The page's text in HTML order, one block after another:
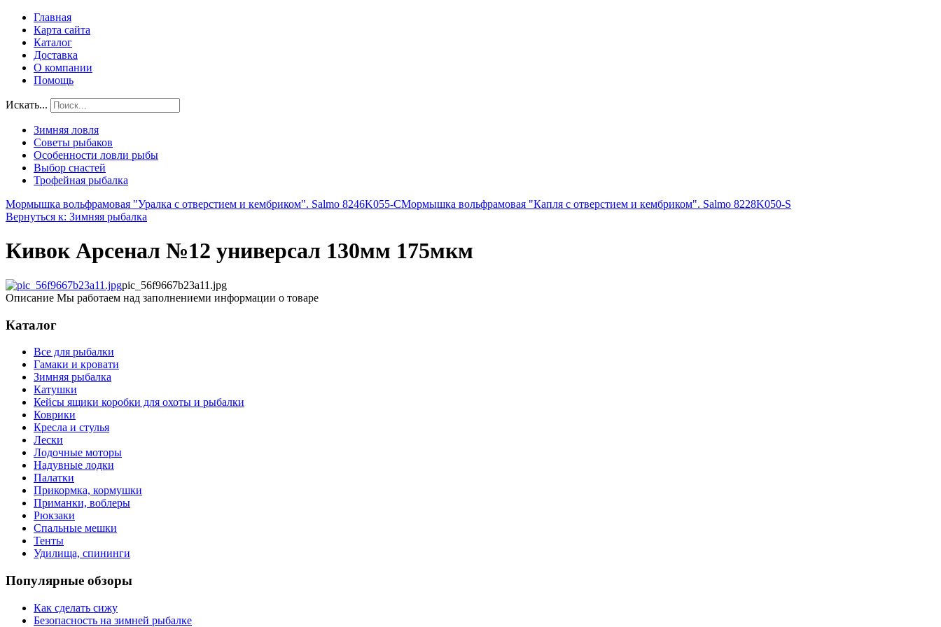
Главная
Карта сайта
Каталог
Доставка
О компании
Помощь
Искать...
Зимняя ловля
Советы рыбаков
Особенности ловли рыбы
Выбор снастей
Трофейная рыбалка
Мормышка вольфрамовая "Уралка с отверстием и кембриком". Salmo 8246K055-CМормышка вольфрамовая "Капля с отверстием и кембриком". Salmo 8228K050-S
Вернуться к: Зимняя рыбалка
Кивок Арсенал №12 универсал 130мм 175мкм
pic_56f9667b23a11.jpg
Описание Мы работаем над заполнениеми информации о товаре
Каталог
Все для рыбалки
Гамаки и кровати
Зимняя рыбалка
Катушки
Кейсы ящики коробки для охоты и рыбалки
Коврики
Кресла и стулья
Лески
Лодочные моторы
Надувные лодки
Палатки
Прикормка, кормушки
Приманки, воблеры
Рюкзаки
Спальные мешки
Тенты
Удилища, спининги
Популярные обзоры
Как сделать сижу
Безопасность на зимней рыбалке